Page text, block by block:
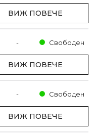
ВИЖ ПОВЕЧЕ
- Свободен
ВИЖ ПОВЕЧЕ
- Свободен
ВИЖ ПОВЕЧЕ